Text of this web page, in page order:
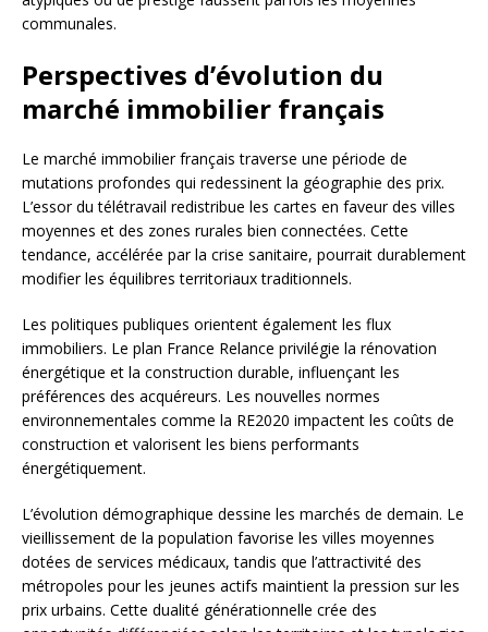
communales.
Perspectives d’évolution du
marché immobilier français
Le marché immobilier français traverse une période de
mutations profondes qui redessinent la géographie des prix.
L’essor du télétravail redistribue les cartes en faveur des villes
moyennes et des zones rurales bien connectées. Cette
tendance, accélérée par la crise sanitaire, pourrait durablement
modifier les équilibres territoriaux traditionnels.
Les politiques publiques orientent également les flux
immobiliers. Le plan France Relance privilégie la rénovation
énergétique et la construction durable, influençant les
préférences des acquéreurs. Les nouvelles normes
environnementales comme la RE2020 impactent les coûts de
construction et valorisent les biens performants
énergétiquement.
L’évolution démographique dessine les marchés de demain. Le
vieillissement de la population favorise les villes moyennes
dotées de services médicaux, tandis que l’attractivité des
métropoles pour les jeunes actifs maintient la pression sur les
prix urbains. Cette dualité générationnelle crée des